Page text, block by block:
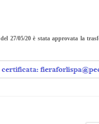
27/05/20 è stata approvata la